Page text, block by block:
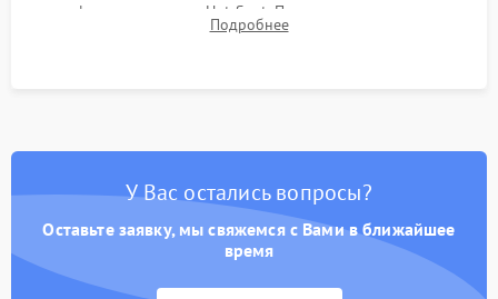
графического чипа и Hot Spot. Проверка на отсутствие
артефактов изображения, вылетов драйвера и зависаний.
Подробнее
У Вас остались вопросы?
Оставьте заявку, мы свяжемся с Вами в ближайшее
время